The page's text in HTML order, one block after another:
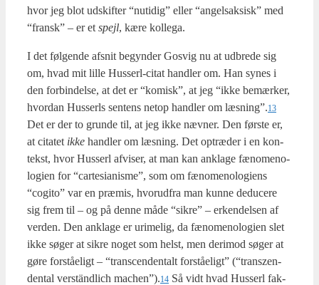
hvor jeg blot udskif­ter “nuti­dig” eller “angel­sak­sisk” med
“fransk” – er et spejl, kære kol­le­ga.
I det føl­gen­de afsnit begyn­der Gosvig nu at udbre­de sig
om, hvad mit lil­le Hus­serl-citat hand­ler om. Han synes i
den for­bin­del­se, at det er “komisk”, at jeg “ikke bemær­ker,
hvor­dan Hus­serls sen­tens net­op hand­ler om læsning”.13
Det er der to grun­de til, at jeg ikke næv­ner. Den før­ste er,
at cita­tet ikke hand­ler om læs­ning. Det optræ­der i en kon­
tekst, hvor Hus­serl afvi­ser, at man kan ankla­ge fæno­meno­
lo­gi­en for “car­tesi­a­nis­me”, som om fæno­meno­lo­gi­ens
“cogi­to” var en præ­mis, hvor­ud­fra man kun­ne dedu­ce­re
sig frem til – og på den­ne måde “sik­re” – erken­del­sen af
ver­den. Den ankla­ge er uri­me­lig, da fæno­meno­lo­gi­en slet
ikke søger at sik­re noget som helst, men der­i­mod søger at
gøre for­stå­e­ligt – “trans­cen­den­talt for­stå­e­ligt” (“transzen­
den­tal ver­ständ­lich machen”).14 Så vidt hvad Hus­serl fak­